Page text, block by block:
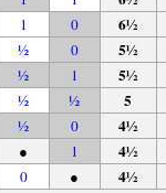
1 0 6½
½ 0 5½
½ 1 5½
½ ½ 5
½ 0 4½
● 1 4½
0 ● 4½